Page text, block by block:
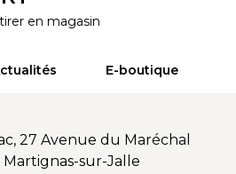
en magasin
E-boutique
27 Avenue du Maréchal
Martignas-sur-Jalle